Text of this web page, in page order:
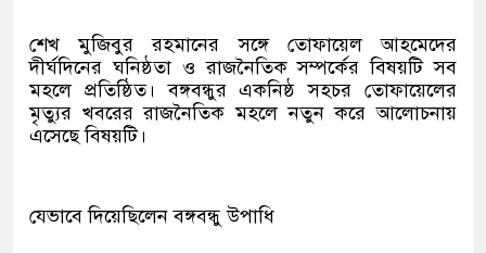
শেখ মুজিবুর রহমানের সঙ্গে তোফায়েল আহমেদের
দীর্ঘদিনের ঘনিষ্ঠতা ও রাজনৈতিক সম্পর্কের বিষয়টি সব
মহলে প্রতিষ্ঠিত। বঙ্গবন্ধুর একনিষ্ঠ সহচর তোফায়েলের
মৃত্যুর খবরের রাজনৈতিক মহলে নতুন করে আলোচনায়
এসেছে বিষয়টি।
যেভাবে দিয়েছিলেন বঙ্গবন্ধু উপাধি